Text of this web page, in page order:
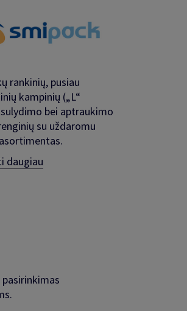
rankinių, pusiau
kampinių („L“
bei aptraukimo
su uždaromu
daugiau